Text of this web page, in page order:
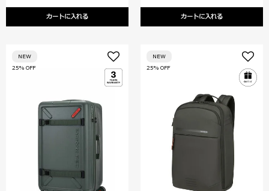
カートに入れる カートに入れる
25% OFF
NEW
25% OFF
NEW